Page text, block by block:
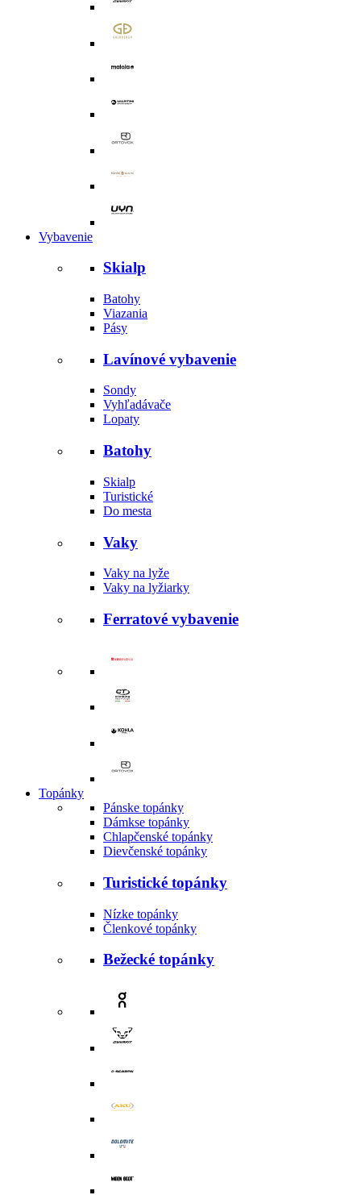
Vybavenie
Skialp
Batohy
Viazania
Pásy
Lavínové vybavenie
Sondy
Vyhľadávače
Lopaty
Batohy
Skialp
Turistické
Do mesta
Vaky
Vaky na lyže
Vaky na lyžiarky
Ferratové vybavenie
Topánky
Pánske topánky
Dámkse topánky
Chlapčenské topánky
Dievčenské topánky
Turistické topánky
Nízke topánky
Členkové topánky
Bežecké topánky